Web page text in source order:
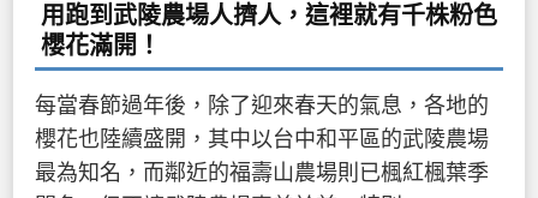
用跑到武陵農場人擠人，這裡就有千株粉色
櫻花滿開！
每當春節過年後，除了迎來春天的氣息，各地的
櫻花也陸續盛開，其中以台中和平區的武陵農場
最為知名，而鄰近的福壽山農場則已楓紅楓葉季